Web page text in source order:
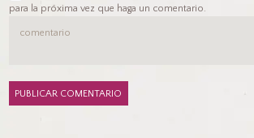
para la próxima vez que haga un comentario.